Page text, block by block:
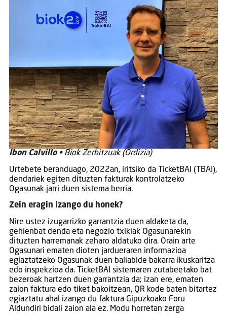
Ibon Calvillo• Biok Zerbitzuak (Ordizia)
Urtebete beranduago, 2022an, iritsiko da TicketBAI (TBAI),
dendariek egiten dituzten fakturak kontrolatzeko
Ogasunak jarri duen sistema berria.
Zein eragin izango du honek?
Nire ustez izugarrizko garrantzia duen aldaketa da,
gehienbat denda eta negozio txikiak Ogasunarekin
dituzten harremanak zeharo aldatuko dira. Orain arte
Ogasunari ematen dioten jardueraren informazioa
egiaztatzeko Ogasunak duen baliabide bakarra ikuskaritza
edo inspekzioa da. TicketBAI sistemaren zutabeetako bat
bezeroak hartzen duen garrantzia da; izan ere, ematen
zaion faktura edo tiket bakoitzean, QR kode baten bitartez
egiaztatu ahal izango du faktura Gipuzkoako Foru
Aldundiri bidali zaion ala ez. Modu horretan zerga